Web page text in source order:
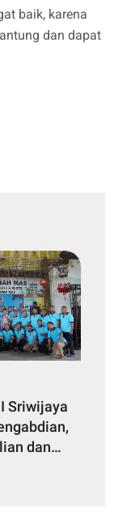
baik, karena
dan dapat
Sriwijaya
dan